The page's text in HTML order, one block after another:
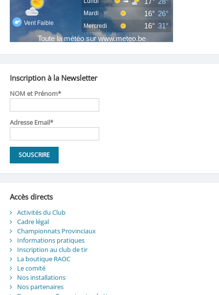
Inscription à la Newsletter
NOM et Prénom*
Adresse Email*
Accès directs
Activités du Club
Cadre légal
Championnats Provinciaux
Informations pratiques
Inscription au club de tir
La boutique RAOC
Le comité
Nos installations
Nos partenaires